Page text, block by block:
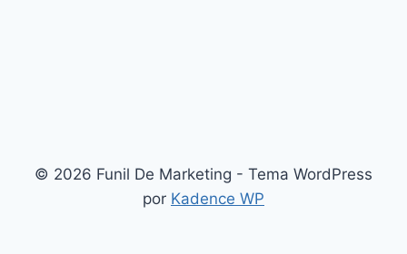
© 2026 Funil De Marketing - Tema WordPress
por Kadence WP